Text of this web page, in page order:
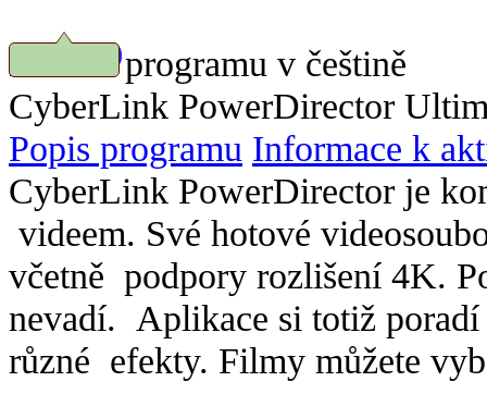
Náhled programu v češtině
CyberLink PowerDirector
Popis programu Informace k
CyberLink PowerDirector je
videem. Své hotové
včetně podpory rozlišení 4K.
nevadí. Aplikace si totiž poradí
různé efekty. Filmy můžete